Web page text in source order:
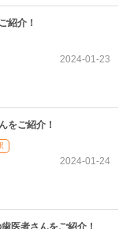
紹介！
2024-01-23
をご紹介！
2024-01-24
医者さんをご紹介！